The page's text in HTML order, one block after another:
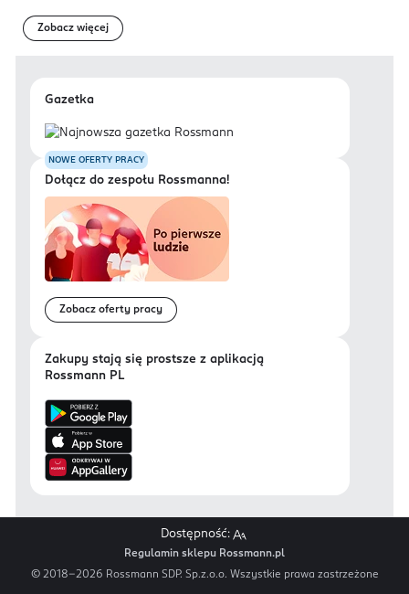
Zobacz więcej
Gazetka
NOWE OFERTY PRACY
Dołącz do zespołu Rossmanna!
Zobacz oferty pracy
Zakupy stają się prostsze z aplikacją
Rossmann PL
Dostępność:
Regulamin sklepu Rossmann.pl
© 2018-2026 Rossmann SDP. Sp.z.o.o. Wszystkie prawa zastrzeżone